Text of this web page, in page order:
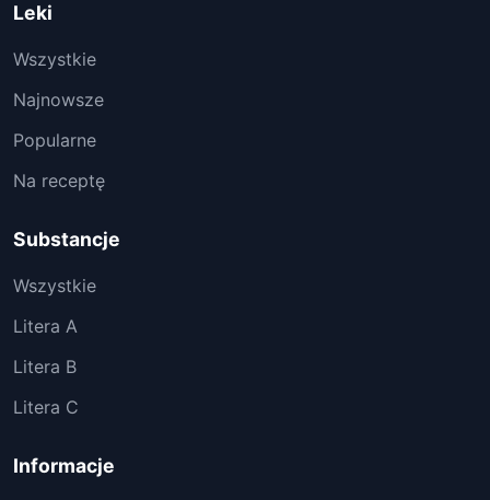
Leki
Wszystkie
Najnowsze
Popularne
Na receptę
Substancje
Wszystkie
Litera A
Litera B
Litera C
Informacje